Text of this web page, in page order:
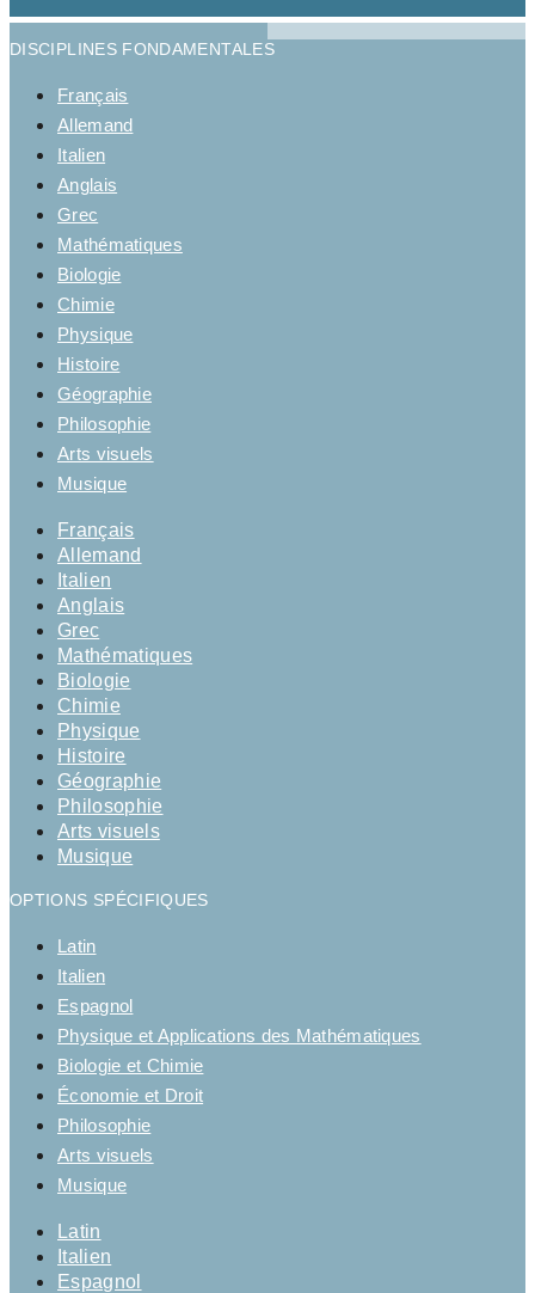
DISCIPLINES FONDAMENTALES
Français
Allemand
Italien
Anglais
Grec
Mathématiques
Biologie
Chimie
Physique
Histoire
Géographie
Philosophie
Arts visuels
Musique
Français
Allemand
Italien
Anglais
Grec
Mathématiques
Biologie
Chimie
Physique
Histoire
Géographie
Philosophie
Arts visuels
Musique
OPTIONS SPÉCIFIQUES
Latin
Italien
Espagnol
Physique et Applications des Mathématiques
Biologie et Chimie
Économie et Droit
Philosophie
Arts visuels
Musique
Latin
Italien
Espagnol